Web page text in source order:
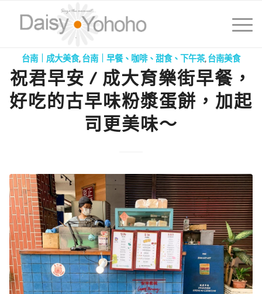
台南｜成大美食,台南｜早餐、咖啡、甜食、下午茶,台南美食
祝君早安 / 成大育樂街早餐，
好吃的古早味粉漿蛋餅，加起
司更美味～